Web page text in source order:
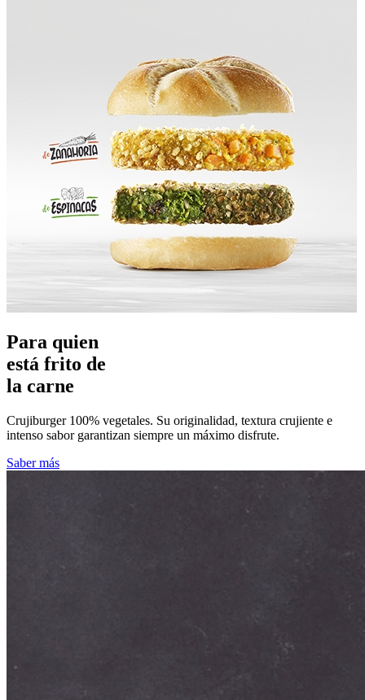
Para quien
está frito de
la carne
Crujiburger 100% vegetales. Su originalidad, textura crujiente e
intenso sabor garantizan siempre un máximo disfrute.
Saber más